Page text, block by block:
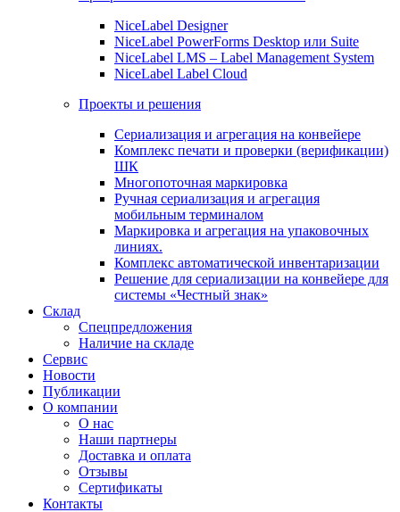
NiceLabel Designer
NiceLabel PowerForms Desktop или Suite
NiceLabel LMS – Label Management System
NiceLabel Label Cloud
Проекты и решения
Сериализация и агрегация на конвейере
Комплекс печати и проверки (верификации)
ШК
Многопоточная маркировка
Ручная сериализация и агрегация
мобильным терминалом
Маркировка и агрегация на упаковочных
линиях.
Комплекс автоматической инвентаризации
Решение для сериализации на конвейере для
системы «Честный знак»
Склад
Спецпредложения
Наличие на складе
Сервис
Новости
Публикации
О компании
О нас
Наши партнеры
Доставка и оплата
Отзывы
Сертификаты
Контакты